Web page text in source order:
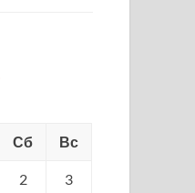
Сб Вс
2 3